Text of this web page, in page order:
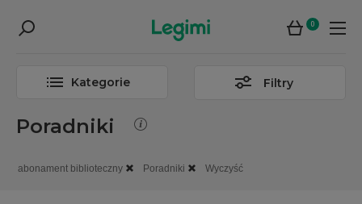
0
Kategorie Filtry
Poradniki
abonament biblioteczny Poradniki Wyczyść